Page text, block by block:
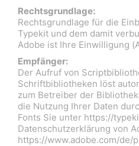
Rechtsgrundlage:
Rechtsgrundlage für die
Typekit und dem damit
Adobe ist Ihre Einwilligung
Empfänger:
Der Aufruf von
Schriftbibliotheken löst
zum Betreiber der
die Nutzung Ihrer Daten
Fonts Sie unter https://
Datenschutzerklärung von
https://www.adobe.com/de/